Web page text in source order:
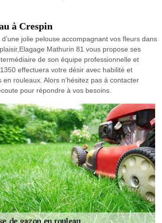
à Crespin
jolie pelouse accompagnant vos fleurs dans
Mathurin 81 vous propose ses
de son équipe professionnelle et
effectuera votre désir avec habilité et
rouleaux. Alors n’hésitez pas à contacter
pour répondre à vos besoins.